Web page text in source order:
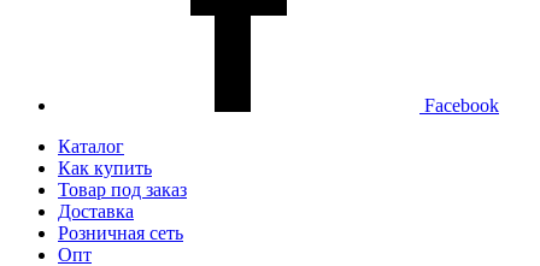
Facebook
Каталог
Как купить
Товар под заказ
Доставка
Розничная сеть
Опт